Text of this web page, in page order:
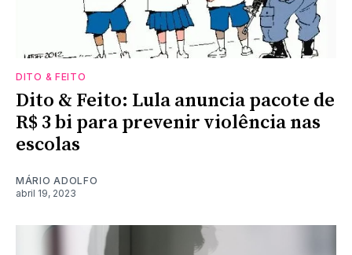
DITO & FEITO
Dito & Feito: Lula anuncia pacote de
R$ 3 bi para prevenir violência nas
escolas
MÁRIO ADOLFO
abril 19, 2023